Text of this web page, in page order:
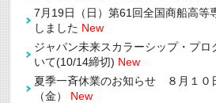
7月19日（日）第61回全国商船高等
しました New
ジャパン未来スカラーシップ・プ
いて(10/14締切) New
夏季一斉休業のお知らせ ８月１０
（金） New